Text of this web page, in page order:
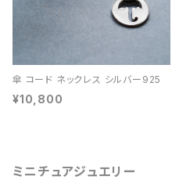
傘 コード ネックレス シルバー925
¥10,800
ミニチュアジュエリー